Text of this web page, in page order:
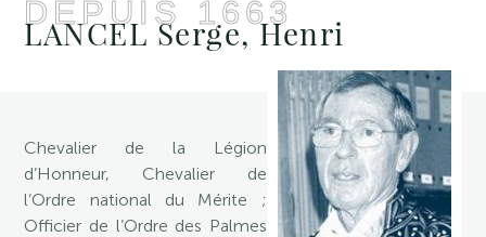
DEPUIS 1663
LANCEL Serge, Henri
Chevalier de la Légion
d’Honneur, Chevalier de
l’Ordre national du Mérite ;
Officier de l’Ordre des Palmes